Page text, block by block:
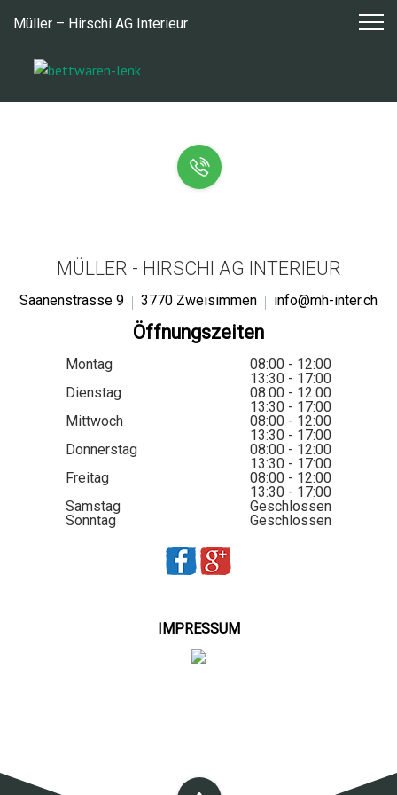
Inhalt
Müller – Hirschi AG Interieur
MÜLLER - HIRSCHI AG INTERIEUR
Saanenstrasse 9 3770 Zweisimmen info@mh-inter.ch
Öffnungszeiten
Montag
08:00 - 12:00
13:30 - 17:00
Dienstag
08:00 - 12:00
13:30 - 17:00
Mittwoch
08:00 - 12:00
13:30 - 17:00
Donnerstag
08:00 - 12:00
13:30 - 17:00
Freitag
08:00 - 12:00
13:30 - 17:00
Samstag
Geschlossen
Sonntag
Geschlossen
IMPRESSUM